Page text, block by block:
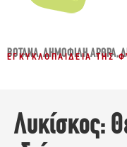
ΒΌΤΑΝΑ,ΔΗΜΟΦΙΛΉ ΆΡΘΡΑ,
ΕΓΚΥΚΛΟΠΑΊΔΕΙΑ ΤΗΣ
Λυκίσκος: